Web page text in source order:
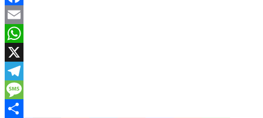
Facebook
Email
WhatsApp
X
Telegram
Message